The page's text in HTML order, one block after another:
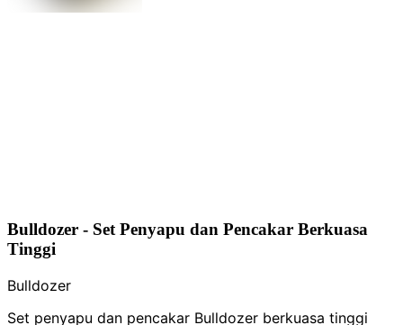
Bulldozer - Set Penyapu dan Pencakar Berkuasa
Tinggi
Bulldozer
Set penyapu dan pencakar Bulldozer berkuasa tinggi